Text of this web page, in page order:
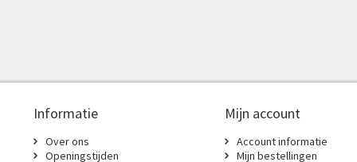
Informatie
Over ons
Openingstijden
Mijn account
Account informatie
Mijn bestellingen